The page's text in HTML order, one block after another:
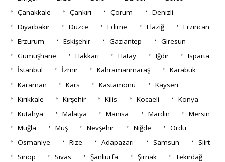
Çanakkale
Çankırı Çorum
Denizli
Diyarbakır
Düzce Edirne Elazığ
Erzincan
Erzurum
Eskişehir Gaziantep
Giresun
Gümüşhane
Hakkari Hatay Iğdır
Isparta
İstanbul
İzmir Kahramanmaraş
Karabük
Karaman
Kars Kastamonu
Kayseri
Kırıkkale
Kırşehir Kilis Kocaeli
Konya
Kütahya
Malatya Manisa Mardin
Mersin
Muğla
Muş Nevşehir Niğde
Ordu
Osmaniye
Rize Adapazarı Samsun
Siirt
Sinop
Sivas Şanlıurfa Şırnak
Tekirdağ